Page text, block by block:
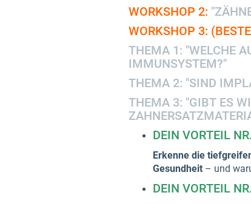
WORKSHOP 2:
WORKSHOP 3:
THEMA 1: "WELCHE
IMMUNSYSTEM?"
THEMA 2: "SIND
THEMA 3: "GIBT ES
DEIN VORTEIL
Erkenne die
Gesundheit – und
DEIN VORTEIL